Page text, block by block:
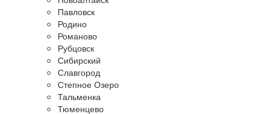
Павловск
Родино
Романово
Рубцовск
Сибирский
Славгород
Степное Озеро
Тальменка
Тюменцево